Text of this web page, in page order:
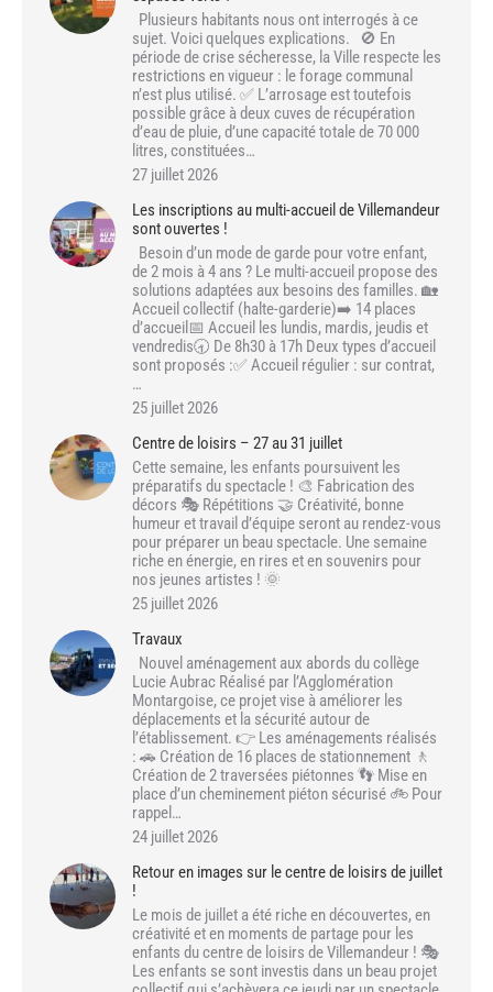
Plusieurs habitants nous ont interrogés à ce
sujet. Voici quelques explications. 🚫 En
période de crise sécheresse, la Ville respecte les
restrictions en vigueur : le forage communal
n’est plus utilisé. ✅ L’arrosage est toutefois
possible grâce à deux cuves de récupération
d’eau de pluie, d’une capacité totale de 70 000
litres, constituées…
27 juillet 2026
Les inscriptions au multi-accueil de Villemandeur
sont ouvertes !
Besoin d’un mode de garde pour votre enfant,
de 2 mois à 4 ans ? Le multi-accueil propose des
solutions adaptées aux besoins des familles. 🏡
Accueil collectif (halte-garderie)➡️ 14 places
d’accueil📅 Accueil les lundis, mardis, jeudis et
vendredis🕣 De 8h30 à 17h Deux types d’accueil
sont proposés :✅ Accueil régulier : sur contrat,
…
25 juillet 2026
Centre de loisirs – 27 au 31 juillet
Cette semaine, les enfants poursuivent les
préparatifs du spectacle ! 🎨 Fabrication des
décors 🎭 Répétitions 🤝 Créativité, bonne
humeur et travail d’équipe seront au rendez-vous
pour préparer un beau spectacle. Une semaine
riche en énergie, en rires et en souvenirs pour
nos jeunes artistes ! 🌞
25 juillet 2026
Travaux
Nouvel aménagement aux abords du collège
Lucie Aubrac Réalisé par l’Agglomération
Montargoise, ce projet vise à améliorer les
déplacements et la sécurité autour de
l’établissement. 👉 Les aménagements réalisés
: 🚗 Création de 16 places de stationnement 🚶
Création de 2 traversées piétonnes 👣 Mise en
place d’un cheminement piéton sécurisé 🚲 Pour
rappel…
24 juillet 2026
Retour en images sur le centre de loisirs de juillet
!
Le mois de juillet a été riche en découvertes, en
créativité et en moments de partage pour les
enfants du centre de loisirs de Villemandeur ! 🎭
Les enfants se sont investis dans un beau projet